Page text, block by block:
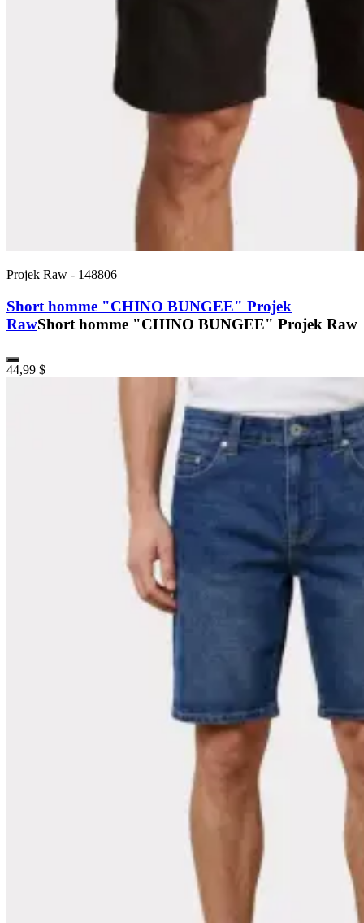
Projek Raw - 148806
Short homme "CHINO BUNGEE" Projek
RawShort homme "CHINO BUNGEE" Projek Raw
44,99 $